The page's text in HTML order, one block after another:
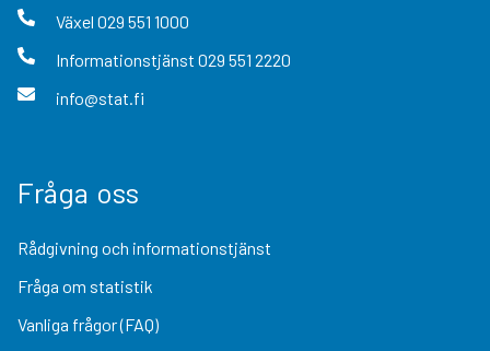
Växel 029 551 1000
Informationstjänst 029 551 2220
info@stat.fi
Fråga oss
Rådgivning och informationstjänst
Fråga om statistik
Vanliga frågor (FAQ)